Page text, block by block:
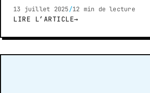
13 juillet 2025/12 min de lecture
LIRE L’ARTICLE→